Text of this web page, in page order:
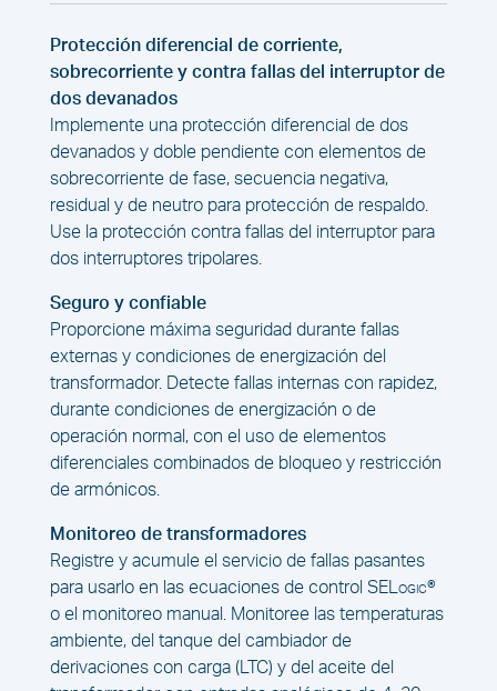
Protección diferencial de corriente,
sobrecorriente y contra fallas del interruptor de
dos devanados
Implemente una protección diferencial de dos
devanados y doble pendiente con elementos de
sobrecorriente de fase, secuencia negativa,
residual y de neutro para protección de respaldo.
Use la protección contra fallas del interruptor para
dos interruptores tripolares.
Seguro y confiable
Proporcione máxima seguridad durante fallas
externas y condiciones de energización del
transformador. Detecte fallas internas con rapidez,
durante condiciones de energización o de
operación normal, con el uso de elementos
diferenciales combinados de bloqueo y restricción
de armónicos.
Monitoreo de transformadores
Registre y acumule el servicio de fallas pasantes
para usarlo en las ecuaciones de control SELogic®
o el monitoreo manual. Monitoree las temperaturas
ambiente, del tanque del cambiador de
derivaciones con carga (LTC) y del aceite del